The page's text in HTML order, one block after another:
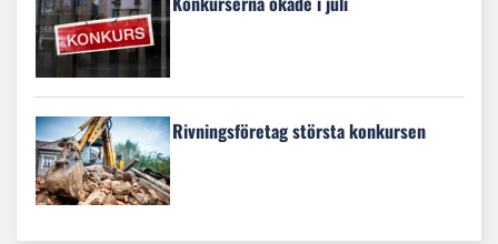
Rivningsföretag största konkursen